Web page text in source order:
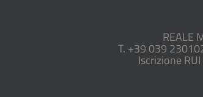
REALE
T. +39 039
Iscrizione